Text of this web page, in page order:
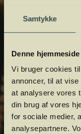
Samtykke
Denne
Vi bruger cookies
annoncer, til at
at analysere vores
din brug af vores
for sociale medier,
analysepartnere.